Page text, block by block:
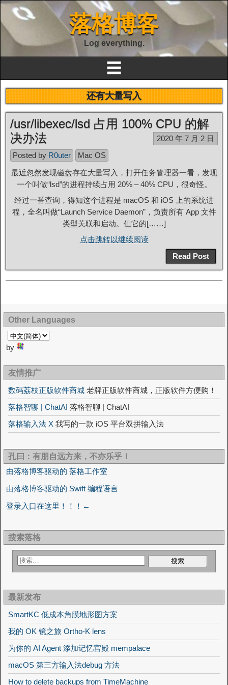
落格博客
Log everything.
☰
还有大量写入
/usr/libexec/lsd 占用 100% CPU 的解
决办法
2020 年 7 月 2 日
Posted by R0uter
Mac OS
最近忽然发现磁盘存在大量写入，打开任务管理器一看，发现
一个叫做“lsd”的进程持续占用 20% – 40% CPU，很奇怪。
经过一番查询，得知这个进程是 macOS 和 iOS 上的系统进
程，全名叫做“Launch Service Daemon”，负责所有 App 文件
类型关联和启动。但它的[……]
点击跳转以继续阅读
Read Post
Other Languages
by
友情推广
数码荔枝正版软件商城 老牌正版软件商城，正版软件方便购！
落格智聊 | ChatAI 落格智聊 | ChatAI
落格输入法 X 我写的一款 iOS 平台双拼输入法
孔曰：有朋自远方来，不亦乐乎！
由落格博客驱动的 落格工作室
由落格博客驱动的 Swift 编程语言
登录入口在这里！！！←
搜索落格
最新发布
SmartKC 低成本角膜地形图方案
我的 OK 镜之旅 Ortho-K lens
为你的 AI Agent 添加记忆宫殿 mempalace
macOS 第三方输入法debug 方法
How to delete backups from TimeMachine